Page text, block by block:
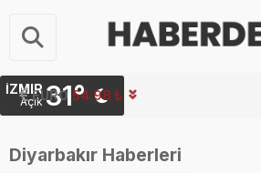
STERLIN 64.23 ₺
İZMIR
Açık31°
Diyarbakır Haberleri